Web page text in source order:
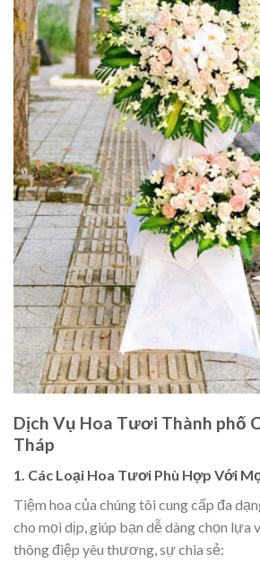
Dịch Vụ Hoa Tươi Thành phố
Tháp
1. Các Loại Hoa Tươi Phù Hợp Với
Tiệm hoa của chúng tôi cung cấp đa
cho mọi dịp, giúp bạn dễ dàng chọn lựa
thông điệp yêu thương, sự chia sẻ: